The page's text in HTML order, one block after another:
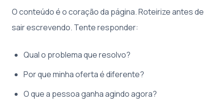
O conteúdo é o coração da página. Roteirize antes de
sair escrevendo. Tente responder:
Qual o problema que resolvo?
Por que minha oferta é diferente?
O que a pessoa ganha agindo agora?